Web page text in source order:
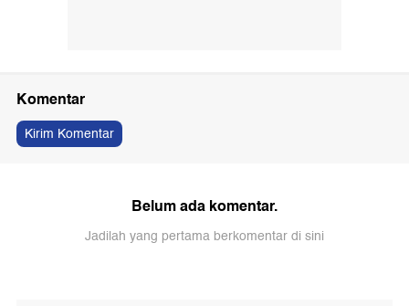
Komentar
Kirim Komentar
Belum ada komentar.
Jadilah yang pertama berkomentar di sini